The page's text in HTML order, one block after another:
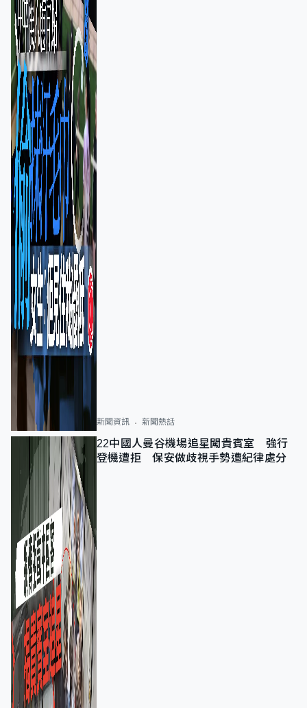
新聞資訊 新聞熱話
22中國人曼谷機場追星闖貴賓室 強行
登機遭拒 保安做歧視手勢遭紀律處分